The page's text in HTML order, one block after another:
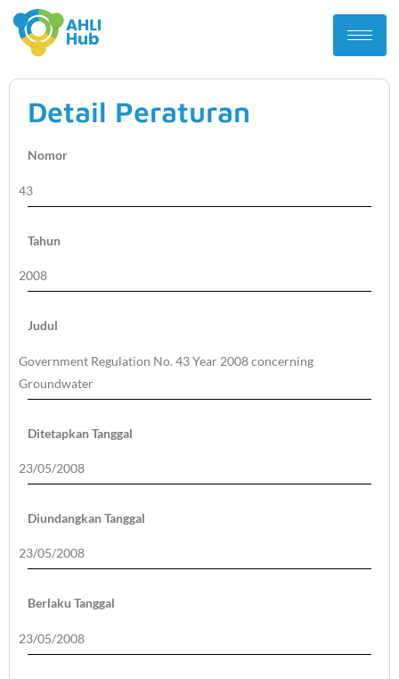
Detail Peraturan
Nomor
43
Tahun
2008
Judul
Government Regulation No. 43 Year 2008 concerning
Groundwater
Ditetapkan Tanggal
23/05/2008
Diundangkan Tanggal
23/05/2008
Berlaku Tanggal
23/05/2008